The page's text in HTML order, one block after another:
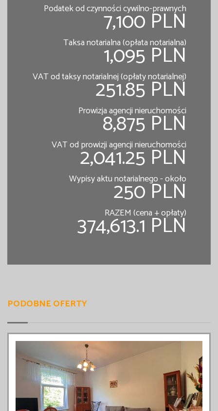
Podatek od czynności cywilno-prawnych
7,100 PLN
Taksa notarialna (opłata notarialna)
1,095 PLN
VAT od taksy notarialnej (opłaty notarialnej)
251.85 PLN
Prowizja agencji nieruchomości
8,875 PLN
VAT od prowizji agencji nieruchomości
2,041.25 PLN
Wypisy aktu notarialnego - około
250 PLN
RAZEM (cena + opłaty)
374,613.1 PLN
PODOBNE OFERTY